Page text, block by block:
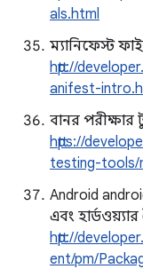
als.html
ম্যানিফেস্ট
http://
anifest-
বানর পরীক্ষার
https://
testing-tools/
Android
এবং হার্ডওয়্যার
http://
ent/pm/